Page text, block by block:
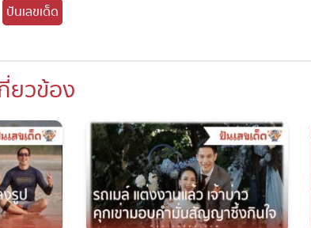
ปันเลขเด็ด
ยวข้อง